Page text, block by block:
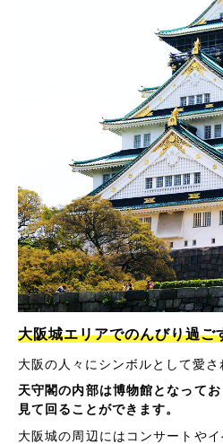
大阪城エリアでのんびり過ご
大阪の人々にシンボルとして愛さ
天守閣の内部は博物館となって
見て回ることができます。
大阪城の周辺にはコンサートや